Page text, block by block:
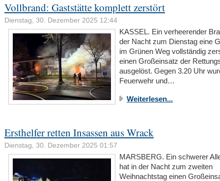
Vollbrand: Gaststätte komplett zerstört
Dienstag, 30. Dezember 2025 12:44
KASSEL. Ein verheerender
der Nacht zum Dienstag eine
im Grünen Weg vollständig
einen Großeinsatz der
ausgelöst. Gegen 3.20 Uhr
Feuerwehr und…
Weiterlesen...
Ersthelfer retten Insassen aus Wrack
Dienstag, 30. Dezember 2025 01:57
MARSBERG. Ein schwerer
hat in der Nacht zum zweiten
Weihnachtstag einen